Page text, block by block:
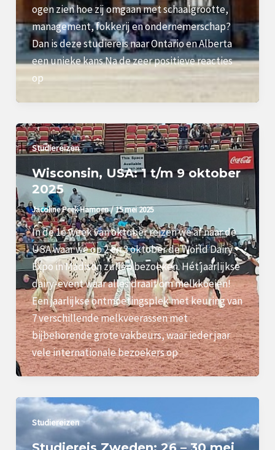
ogen zien hoe zij omgaan met schaalgrootte,
management, fokkerij en ondernemerschap?
Dan is deze studiereis naar Ontario en Alberta
een unieke kans.Na de zeer positieve reacties
op
Studiereizen
Wisconsin, USA: 1 t/m 9 oktober
2025
Jacoline Peek-Hamoen/15 mei 2025
In de 1e week van oktober reizen we af naar de
USA waar we op 2 en 3 oktober de World Dairy
Expo in Madison zullen bezoeken. Hét jaarlijkse
dairy-event waar alles draait om melkkoeien!
Een jaarlijkse ontmoetingsplek met keuring van
7 verschillende melkveerassen met
bijbehorende grote vakbeurs, waar ieder jaar
vele internationale bezoekers op
Studiereizen